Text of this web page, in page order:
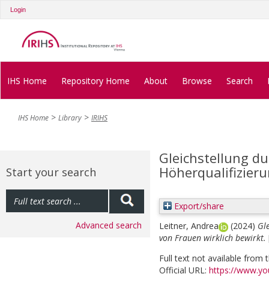
Login
IHS Home Repository Home About Browse Search
IHS Home Library IRIHS
Start your search
Advanced search
Gleichstellung
Export/share
Leitner, Andrea
(2024)
von Frauen wirklich bewirkt.
Full text not available from
Official URL: https://